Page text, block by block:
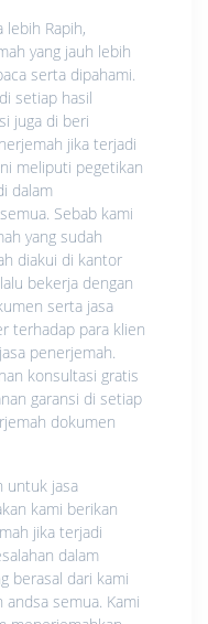
lebih Rapih,
yang jauh lebih
serta dipahami.
setiap hasil
juga di beri
jika terjadi
meliputi pegetikan
dalam
Sebab kami
yang sudah
diakui di kantor
bekerja dengan
serta jasa
terhadap para klien
penerjemah.
konsultasi gratis
garansi di setiap
dokumen
untuk jasa
kami berikan
jika terjadi
dalam
berasal dari kami
semua. Kami